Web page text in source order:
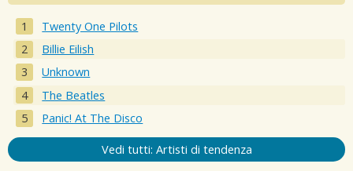
Twenty One Pilots
Billie Eilish
Unknown
The Beatles
Panic! At The Disco
Vedi tutti: Artisti di tendenza